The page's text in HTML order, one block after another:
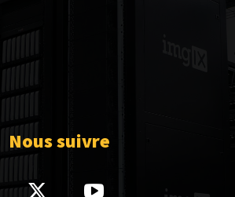
Nous suivre